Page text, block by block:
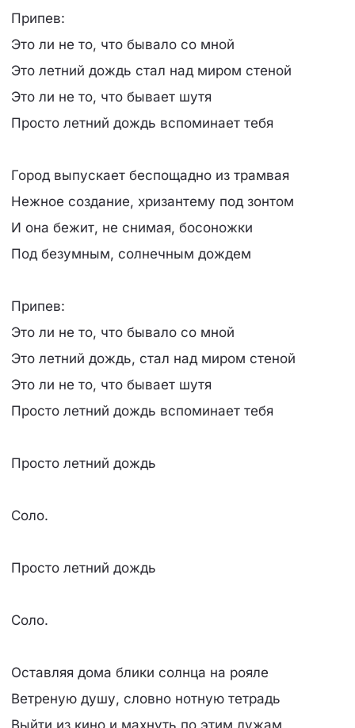
Припев:
Это ли не то, что бывало со мной
Это летний дождь стал над миром стеной
Это ли не то, что бывает шутя
Просто летний дождь вспоминает тебя
Город выпускает беспощадно из трамвая
Нежное создание, хризантему под зонтом
И она бежит, не снимая, босоножки
Под безумным, солнечным дождем
Припев:
Это ли не то, что бывало со мной
Это летний дождь, стал над миром стеной
Это ли не то, что бывает шутя
Просто летний дождь вспоминает тебя
Просто летний дождь
Соло.
Просто летний дождь
Соло.
Оставляя дома блики солнца на рояле
Ветреную душу, словно нотную тетрадь